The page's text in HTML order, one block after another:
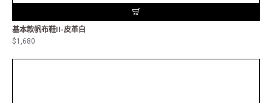
基本款帆布鞋II-皮革白
$1,680